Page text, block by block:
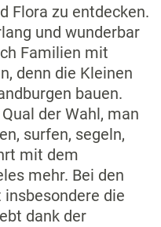
Flora zu entdecken.
und wunderbar
Familien mit
denn die Kleinen
bauen.
der Wahl, man
surfen, segeln,
mit dem
mehr. Bei den
die
dank der